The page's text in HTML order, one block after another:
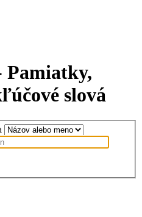
Pamiatky,
slová